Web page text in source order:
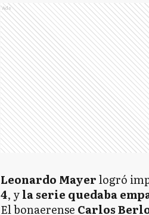
Ads
Leonardo Mayerlogró
4, yla serie quedaba
El bonaerense Carlos